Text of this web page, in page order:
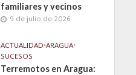
familiares y vecinos
9 de julio de 2026
ACTUALIDAD•ARAGUA•
SUCESOS
Terremotos en Aragua: